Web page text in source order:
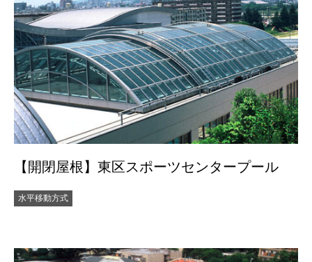
【開閉屋根】東区スポーツセンタープール
水平移動方式